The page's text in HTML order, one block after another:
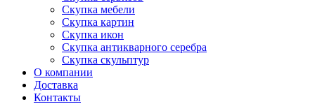
Скупка мебели
Скупка картин
Скупка икон
Скупка антикварного серебра
Скупка скульптур
О компании
Доставка
Контакты